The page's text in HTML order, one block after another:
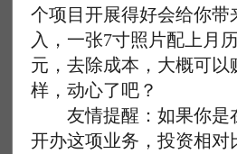
个项目开展得好会给你带
入，一张7寸照片配上月
元，去除成本，大概可以
样，动心了吧？
友情提醒：如果你是
开办这项业务，投资相对